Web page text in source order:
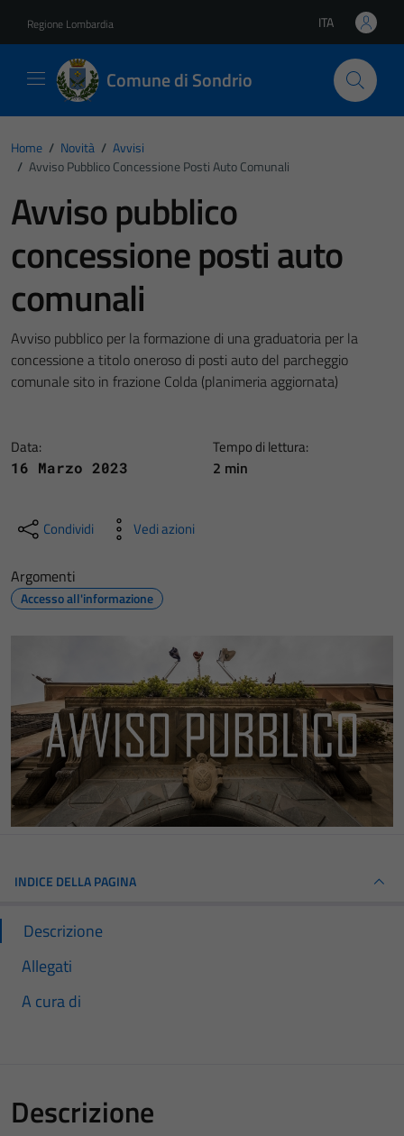
Regione Lombardia Lingua attiva:
ITA
Comune di Sondrio
Home / Novità / Avvisi
/ Avviso Pubblico Concessione Posti Auto Comunali
Avviso pubblico
concessione posti auto
comunali
Avviso pubblico per la formazione di una graduatoria per la
concessione a titolo oneroso di posti auto del parcheggio
comunale sito in frazione Colda (planimeria aggiornata)
Data:
16 Marzo 2023
Tempo di lettura:
2 min
Condividi Vedi azioni
Argomenti
Accesso all'informazione
INDICE DELLA PAGINA
Descrizione
Allegati
A cura di
Descrizione